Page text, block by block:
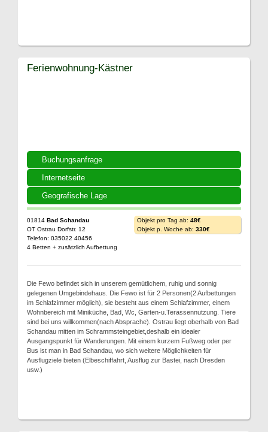
Buchungsanfrage
Internetseite
Geografische Lage
Ferienwohnung-Kästner
01814 Bad Schandau
OT Ostrau Dorfstr. 12
Telefon: 035022 40456
4 Betten + zusätzlich Aufbettung
Objekt pro Tag ab: 48€
Objekt p. Woche ab: 330€
Die Fewo befindet sich in unserem gemütlichem, ruhig und sonnig
gelegenen Umgebindehaus. Die Fewo ist für 2 Personen(2 Aufbettungen
im Schlafzimmer möglich), sie besteht aus einem Schlafzimmer, einem
Wohnbereich mit Miniküche, Bad, Wc, Garten-u.Terassennutzung. Tiere
sind bei uns willkommen(nach Absprache). Ostrau liegt oberhalb von Bad
Schandau mitten im Schrammsteingebiet,deshalb ein idealer
Ausgangspunkt für Wanderungen. Mit einem kurzem Fußweg oder per
Bus ist man in Bad Schandau, wo sich weitere Möglichkeiten für
Ausflugziele bieten (Elbeschiffahrt, Ausflug zur Bastei, nach Dresden
usw.)